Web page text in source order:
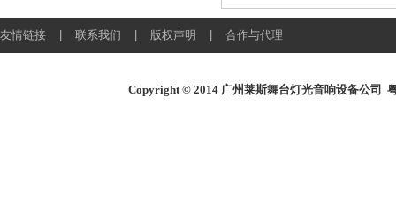
友情链接 联系我们 版权声明 合作与代理
Copyright © 2014 广州莱斯舞台灯光音响设备公司